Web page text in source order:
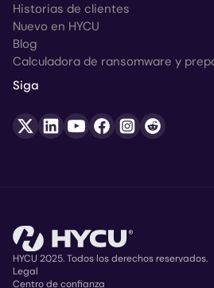
Historias de clientes
Nuevo en HYCU
Blog
Calculadora de ransomware y
Siga
HYCU 2025. Todos los derechos reservados.
Legal
Centro de confianza